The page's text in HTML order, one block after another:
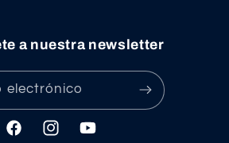
a nuestra newsletter
electrónico
FacebookInstagramYouTube